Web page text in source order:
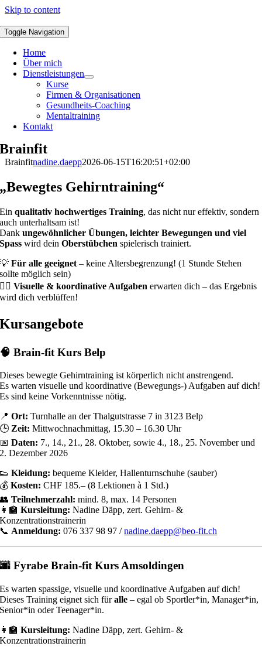
Skip to content
Toggle Navigation
Home
Über mich
Dienstleistungen
Kurse
Firmen & Organisationen
Gesundheits-Coaching
Mentaltraining
Kontakt
Brainfit
Brainfitnadine.daepp2026-06-15T16:20:51+02:00
„Bewegtes Gehirntraining“
Einqualitativ hochwertiges Training, das nicht nur effektiv, sondern
auch unterhaltsam ist!
Dankungewöhnlicher Übungen, leichter Bewegungen und viel
Spass wird deinOberstübchen spielerisch trainiert.
💡Für alle geeignet – keine Altersbegrenzung! (1 Stunde Stehen
sollte möglich sein)
🤹‍♂️Visuelle & koordinative Aufgaben erwarten dich – das Ergebnis
wird dich verblüffen!
Kursangebote
🧠Brain-fit Kurs Belp
Dieses bewegte Gehirntraining ist körperlich nicht anstrengend.
Es warten visuelle und koordinative (Bewegungs-) Aufgaben auf dich!
Es sind keine Vorkenntnisse nötig.
📍Ort: Turnhalle an der Thalgutstrasse 7 in 3123 Belp
🕒 Zeit: Mittwochnachmittag, 15.30 – 16.30 Uhr
📅Daten: 7., 14., 21., 28. Oktober, sowie 4., 18., 25. November und
2. Dezember 2026
👟Kleidung: bequeme Kleider, Hallenturnschuhe (sauber)
💰Kosten: CHF 185.– (8 Lektionen à 1 Std.)
👥Teilnehmerzahl: mind. 8, max. 14 Personen
👩‍🏫Kursleitung: Nadine Däpp, zert. Gehirn- &
Konzentrationstrainerin
📞 Anmeldung: 076 337 98 97 /nadine.daepp@beo-fit.ch
🌆 Fyrabe Brain-fit Kurs Amsoldingen
Es warten spassige, visuelle und koordinative Aufgaben auf dich!
Dieses Training eignet sich füralle – egal ob Sportler*in, Manager*in,
Senior*in oder Teenager*in.
👩‍🏫Kursleitung: Nadine Däpp, zert. Gehirn- &
Konzentrationstrainerin